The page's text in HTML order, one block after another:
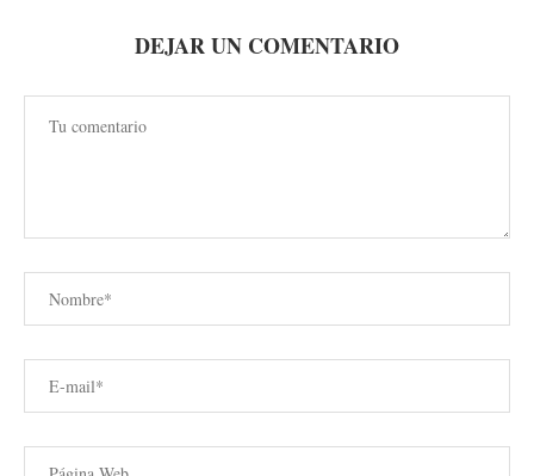
DEJAR UN COMENTARIO